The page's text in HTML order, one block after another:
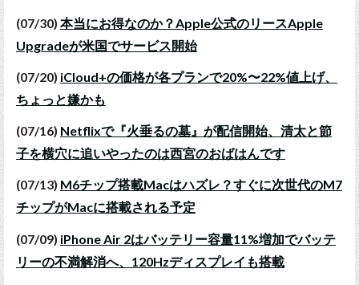
(07/30) 本当にお得なのか？Apple公式のリースApple
Upgradeが米国でサービス開始
(07/20) iCloud+の価格が各プランで20%〜22%値上げ、
ちょっと嫌かも
(07/16) Netflixで『火垂るの墓』が配信開始、清太と節
子を横穴に追いやったのは西宮のおばはんです
(07/13) M6チップ搭載Macはハズレ？すぐに次世代のM7
チップがMacに搭載される予定
(07/09) iPhone Air 2はバッテリー容量11%増加でバッテ
リーの不満解消へ、120Hzディスプレイも搭載